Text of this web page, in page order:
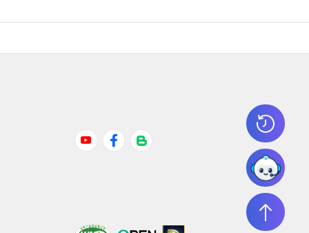
YoutubeFacebook